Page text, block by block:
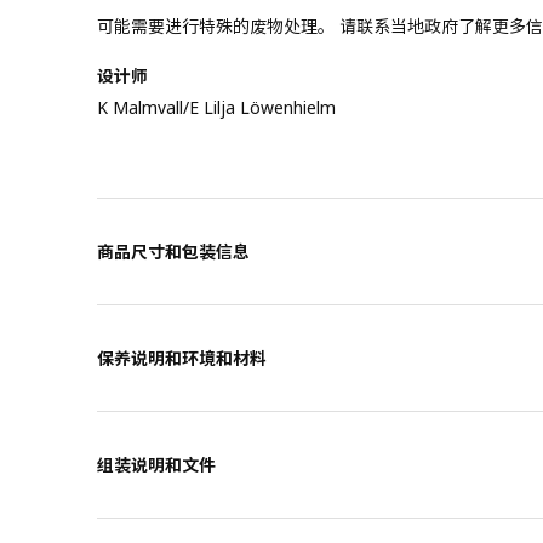
可能需要进行特殊的废物处理。 请联系当地政府了解更多
设计师
K Malmvall/E Lilja Löwenhielm
商品尺寸和包装信息
保养说明和环境和材料
组装说明和文件